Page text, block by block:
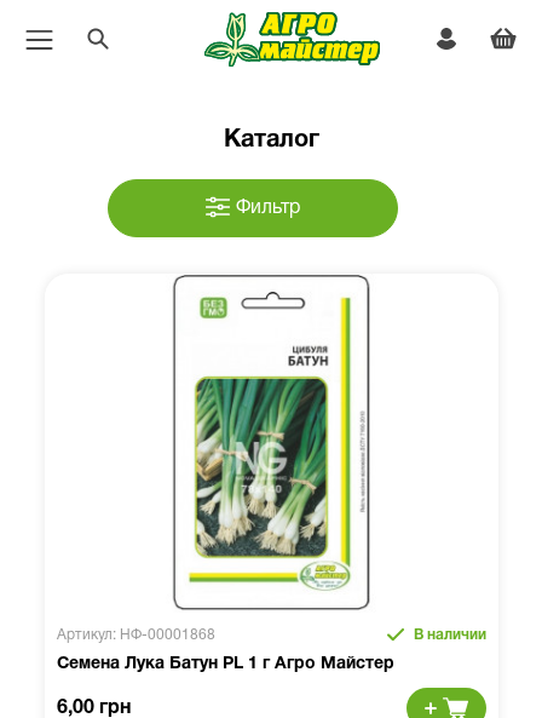
Каталог
Фильтр
Артикул: НФ-00001868 В наличии
Семена Лука Батун PL 1 г Агро Майстер
6,00 грн